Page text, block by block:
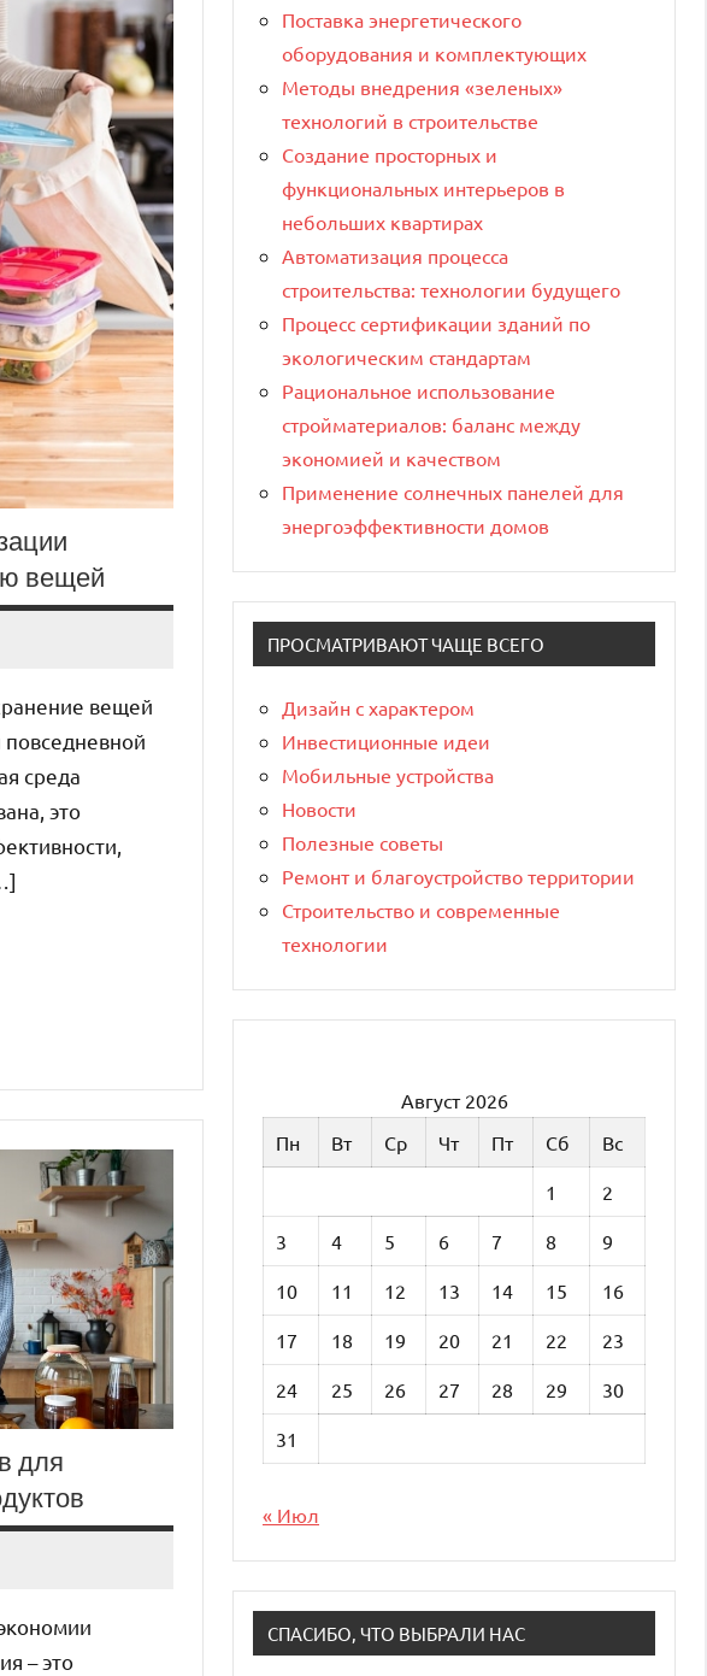
вещей
вещей
среда
это
для
– это
Поставка энергетического
оборудования и комплектующих
Методы внедрения «зеленых»
технологий в строительстве
Создание просторных и
функциональных интерьеров в
небольших квартирах
Автоматизация процесса
строительства: технологии будущего
Процесс сертификации зданий по
экологическим стандартам
Рациональное использование
стройматериалов: баланс между
экономией и качеством
Применение солнечных панелей для
энергоэффективности домов
ПРОСМАТРИВАЮТ ЧАЩЕ ВСЕГО
Дизайн с характером
Инвестиционные идеи
Мобильные устройства
Новости
Полезные советы
Ремонт и благоустройство территории
Строительство и современные
технологии
Август 2026
Пн
Вт Ср Чт Пт Сб Вс
1 2
3 4 5 6 7 8 9
10 11 12 13 14 15 16
17 18 19 20 21 22 23
24 25 26 27 28 29 30
31
« Июл
СПАСИБО, ЧТО ВЫБРАЛИ НАС